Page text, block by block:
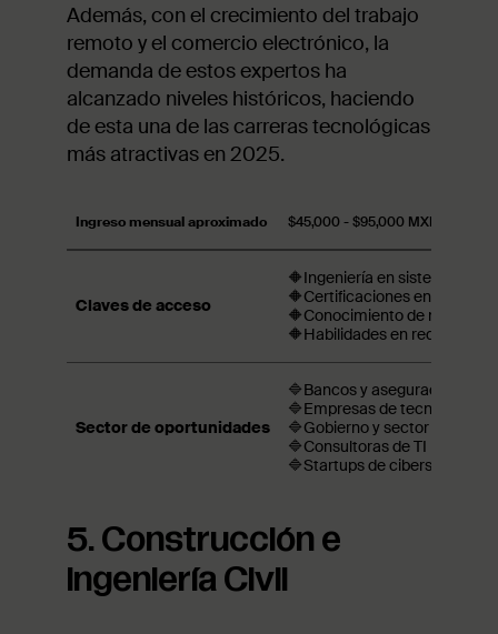
Además, con el crecimiento del trabajo
remoto y el comercio electrónico, la
demanda de estos expertos ha
alcanzado niveles históricos, haciendo
de esta una de las carreras tecnológicas
más atractivas en 2025.
Ingreso mensual aproximado $45,000 - $95,000 MXN
Claves de acceso
🔶Ingeniería en sistemas o
🔶Certificaciones en
🔶Conocimiento de
🔶Habilidades en redes y
Sector de oportunidades
🔷Bancos y aseguradoras
🔷Empresas de tecnología
🔷Gobierno y sector público
🔷Consultoras de TI
🔷Startups de ciberseguridad.
5. Construcción e
Ingeniería Civil